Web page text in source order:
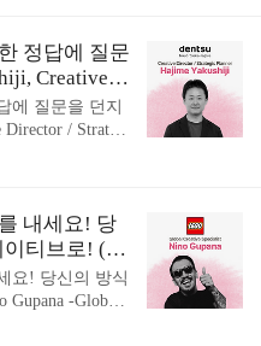
소개해드린 Go
Silver를 수상한
산의 해운대 명
크리에이티브
정답에 질문
Creative D
에 질문을 던지
/ Strategi
제마케팅광고
로,지난 20여
물입니다. 흥미
연구개발기구(J
하며과학 커뮤
이력이 있는데
하는 Yakushiji
내세요! 당
티브로! (Ni
of The LEGO
요! 당신의 방식
-Global
The LEGO Gr